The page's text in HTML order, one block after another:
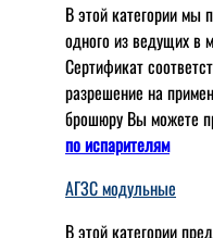
В этой категории мы
одного из ведущих в
Сертификат
разрешение на
брошюру Вы можете
по испарителям
АГЗС модульные
В этой категории